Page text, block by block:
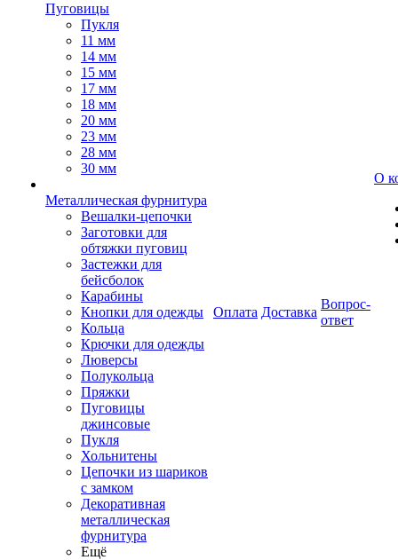
Пуговицы
Пукля
11 мм
14 мм
15 мм
17 мм
18 мм
20 мм
23 мм
28 мм
30 мм
Металлическая фурнитура
Вешалки-цепочки
Заготовки для
обтяжки пуговиц
Застежки для
бейсболок
Карабины
Кнопки для одежды
Кольца
Крючки для одежды
Люверсы
Полукольца
Пряжки
Пуговицы
джинсовые
Пукля
Хольнитены
Цепочки из шариков
с замком
Декоративная
металлическая
фурнитура
Ещё
Оплата Доставка
Вопрос-
ответ
О